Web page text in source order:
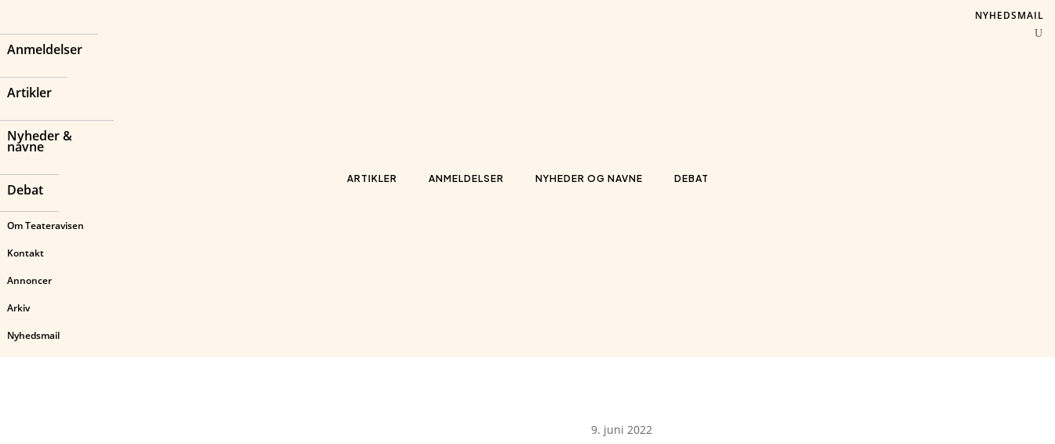
Anmeldelser
Artikler
Nyheder &
navne
Debat
Om Teateravisen
Kontakt
Annoncer
Arkiv
Nyhedsmail
ARTIKLER ANMELDELSER NYHEDER OG NAVNE DEBAT
NYHEDSMAIL
9. juni 2022